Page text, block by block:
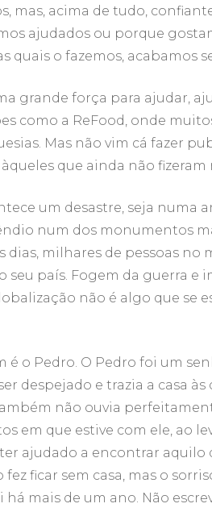
mas, acima de tudo,
ajudados ou porque
quais o fazemos, acabamos
grande força para ajudar,
como a ReFood, onde
Mas não vim cá fazer
que ainda não fizeram
um desastre, seja numa
num dos monumentos
dias, milhares de pessoas
seu país. Fogem da guerra e
não é algo que se
é o Pedro. O Pedro foi um
despejado e trazia a casa
não ouvia
em que estive com ele, ao
ajudado a encontrar aquilo
ficar sem casa, mas o
mais de um ano. Não